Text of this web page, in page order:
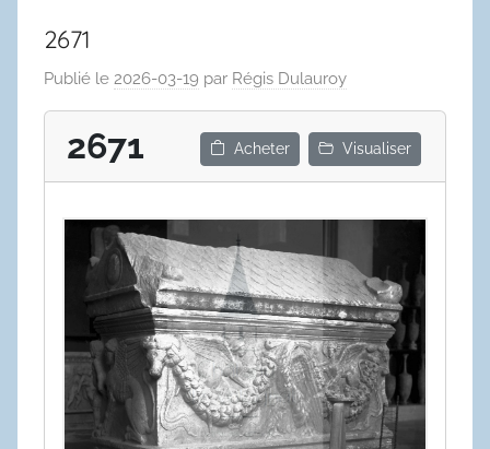
2671
Publié le 2026-03-19 par Régis Dulauroy
2671 Acheter Visualiser